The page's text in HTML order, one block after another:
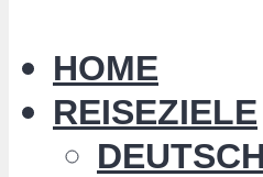
HOME
REISEZIELE